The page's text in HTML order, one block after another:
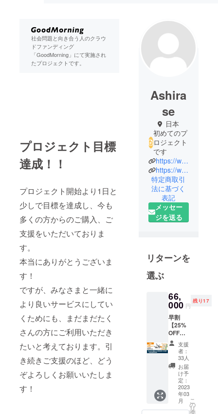
社会問題と向き合う人のクラウ
ドファンディング
「GoodMorning」にて実施され
たプロジェクトです。
プロジェクト目標
達成！！
プロジェクト開始より1日と
少しで目標を達成し、今も
多くの方からのご購入、ご
支援をいただいておりま
す。
本当にありがとうございま
す！
ですが、みなさまと一緒に
より良いサービスにしてい
くためにも、まだまだたく
さんの方にご利用いただき
たいと考えております。引
き続きご支援のほど、どう
ぞよろしくお願いいたしま
す！
Ashira
se
日本
初めてのプ
ロジェクト
です
https://www.facebook.com/Ashirase
https://www.ashirase.com/
特定商取引
法に基づく
表記
メッセー
ジを送る
リターンを
選ぶ
66,
000 円
残り17
早割
【25%
OFF：
50名様
限定】
あしら
せ+専用
アプリ
月額利
用料 3
か月無
料 + 1回
新品無
支援
者：
33人
お届
け予
定：
2023
年03
月
こ
の
リ